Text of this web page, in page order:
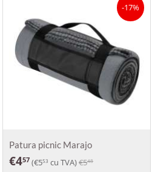
-17%
Patura picnic Marajo
€457 (€553 cu TVA)€548